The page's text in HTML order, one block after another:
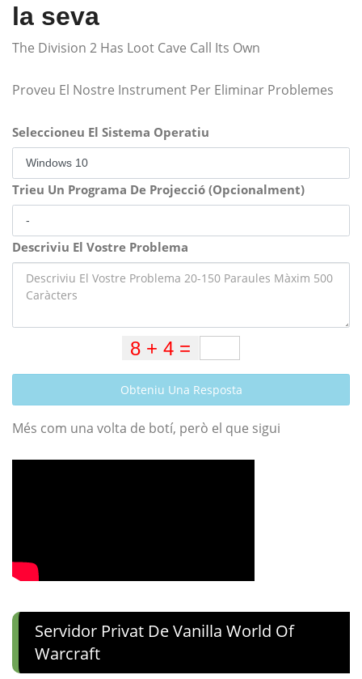
la seva
The Division 2 Has Loot Cave Call Its Own
Proveu El Nostre Instrument Per Eliminar Problemes
Seleccioneu El Sistema Operatiu
Trieu Un Programa De Projecció (Opcionalment)
Descriviu El Vostre Problema
Obteniu Una Resposta
Més com una volta de botí, però el que sigui
Servidor Privat De Vanilla World Of
Warcraft